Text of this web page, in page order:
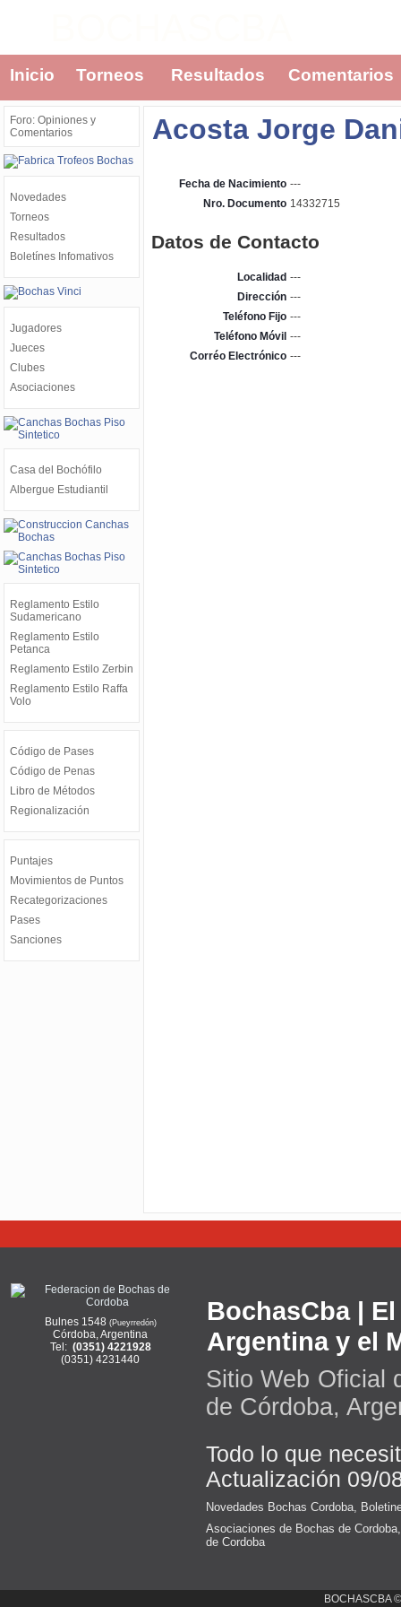
Inicio Torneos Resultados Comentarios
Foro: Opiniones y
Comentarios
Novedades
Torneos
Resultados
Boletínes Infomativos
Jugadores
Jueces
Clubes
Asociaciones
Casa del Bochófilo
Albergue Estudiantil
Reglamento Estilo
Sudamericano
Reglamento Estilo
Petanca
Reglamento Estilo Zerbin
Reglamento Estilo Raffa
Volo
Código de Pases
Código de Penas
Libro de Métodos
Regionalización
Puntajes
Movimientos de Puntos
Recategorizaciones
Pases
Sanciones
Acosta Jorge
Fecha de Nacimiento ---
Nro. Documento 14332715
Datos de Contacto
Localidad ---
Dirección ---
Teléfono Fijo ---
Teléfono Móvil ---
Corréo Electrónico ---
Bulnes 1548 (Pueyrredón)
Córdoba, Argentina
Tel: (0351) 4221928
(0351) 4231440
BochasCba |
Argentina y el
Sitio Web Oficial
de Córdoba,
Todo lo que
Actualización 09/
Novedades Bochas Cordoba
Asociaciones de Bochas de Cordoba
de Cordoba
BOCHASCBA